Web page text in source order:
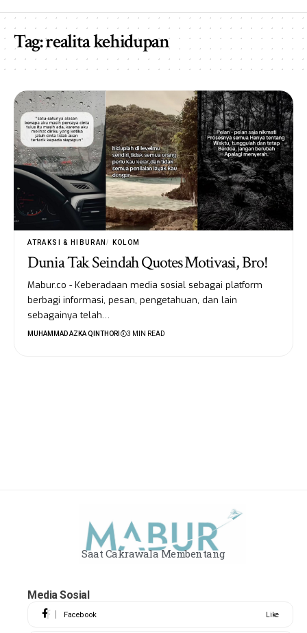
Tag:realita kehidupan
ATRAKSI & HIBURAN KOLOM
Dunia Tak Seindah Quotes Motivasi, Bro!
Mabur.co - Keberadaan media sosial sebagai platform
berbagi informasi, pesan, pengetahuan, dan lain
sebagainya telah…
MUHAMMAD AZKA QINTHORI 3 MIN READ
Saat Cakrawala Membentang
Media Sosial
Facebook Like